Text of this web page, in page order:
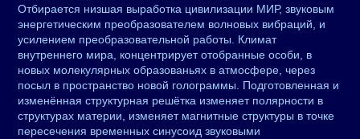
Отбирается низшая выработка цивилизации МИР, звуковым
энергетическим преобразователем волновых вибраций, и
усилением преобразовательной работы. Климат
внутреннего мира, концентрирует отобранные особи, в
новых молекулярных образованьях в атмосфере, через
посыл в пространство новой голограммы. Подготовленная и
изменённая структурная решётка изменяет полярности в
структурах материи, изменяет магнитные структуры в точке
пересечения временных синусоид звуковыми